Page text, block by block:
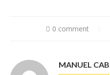
0 comment
MANUEL